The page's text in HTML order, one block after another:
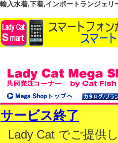
輸入水着,下着,インポートランジェ
サービス終了
Lady Cat でご提供